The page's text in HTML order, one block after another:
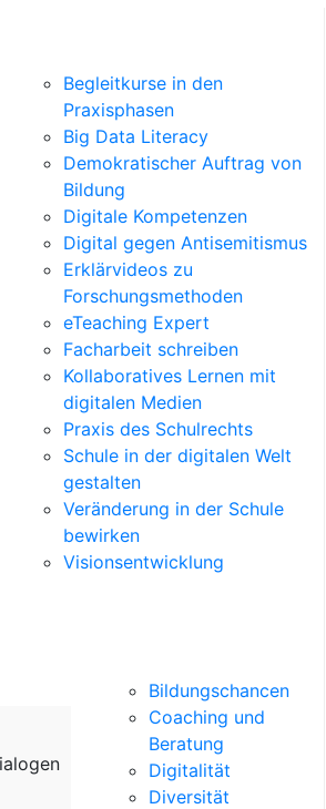
Begleitkurse in den
Praxisphasen
Big Data Literacy
Demokratischer Auftrag von
Bildung
Digitale Kompetenzen
Digital gegen Antisemitismus
Erklärvideos zu
Forschungsmethoden
eTeaching Expert
Facharbeit schreiben
Kollaboratives Lernen mit
digitalen Medien
Praxis des Schulrechts
Schule in der digitalen Welt
gestalten
Veränderung in der Schule
bewirken
Visionsentwicklung
Bildungschancen
Coaching und
Beratung
Digitalität
Diversität